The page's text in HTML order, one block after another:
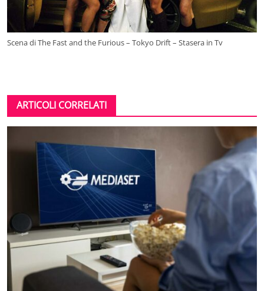
Scena di The Fast and the Furious – Tokyo Drift – Stasera in Tv
ARTICOLI CORRELATI